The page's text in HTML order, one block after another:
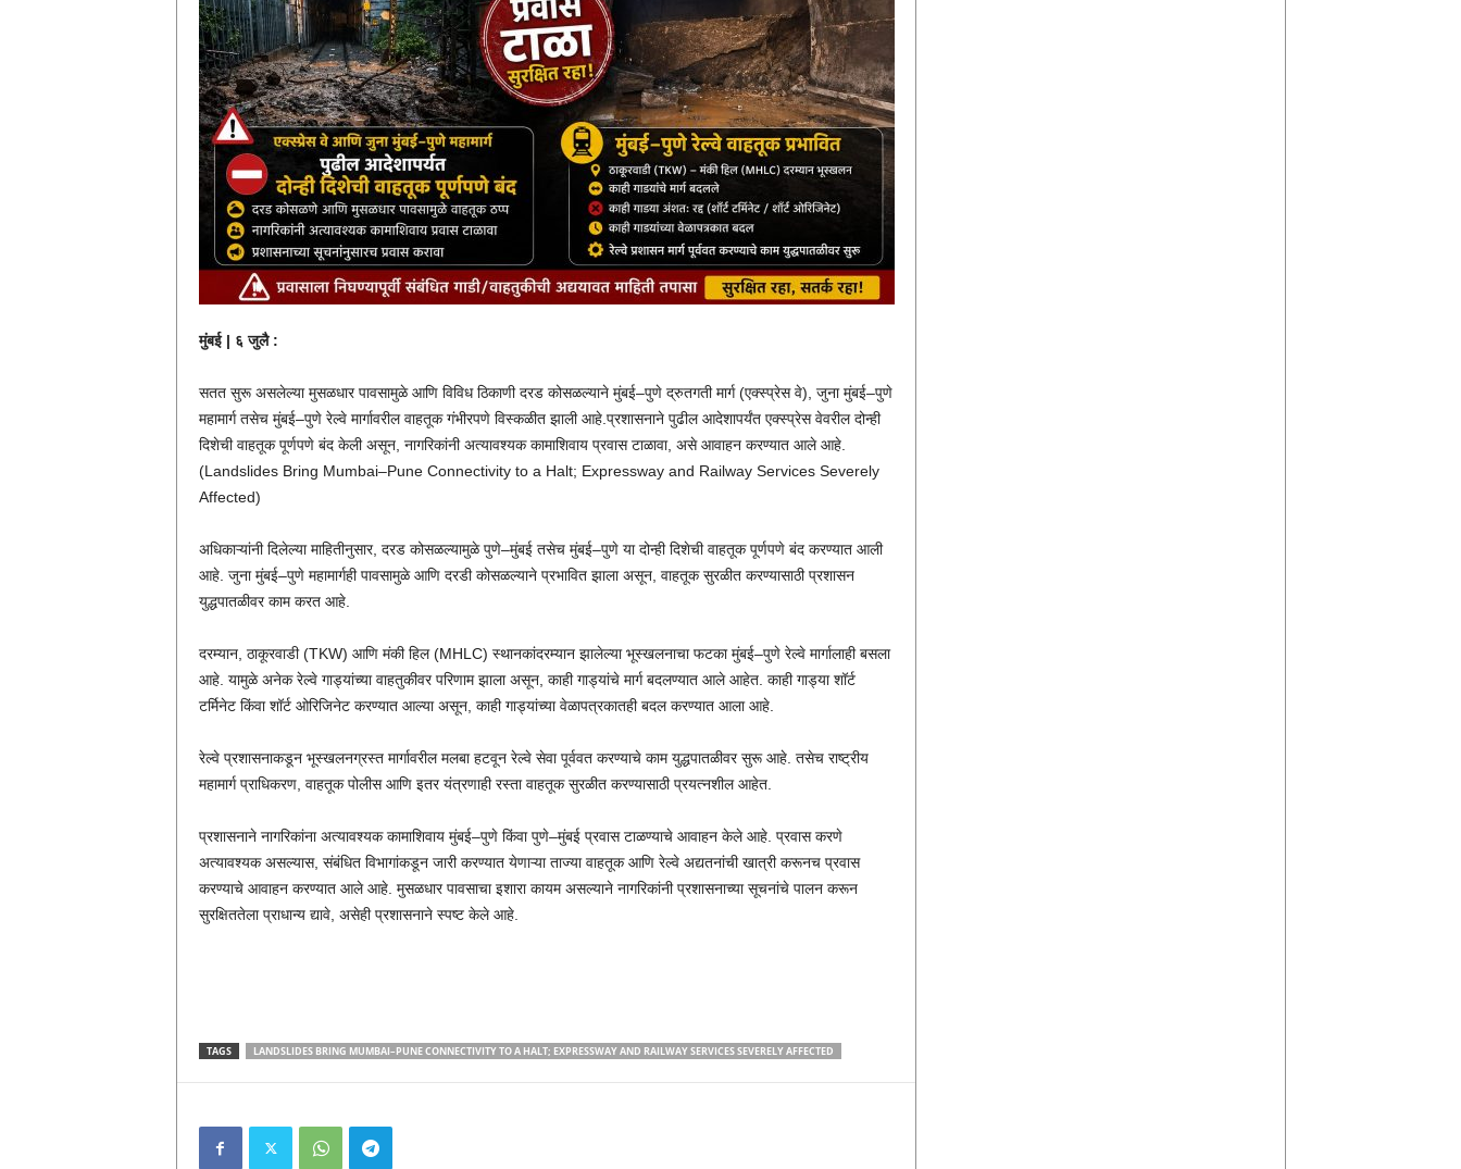
मुंबई | ६ जुलै :
सतत सुरू असलेल्या मुसळधार पावसामुळे आणि विविध ठिकाणी दरड कोसळल्याने मुंबई–पुणे द्रुतगती मार्ग (एक्स्प्रेस वे), जुना मुंबई–पुणे
महामार्ग तसेच मुंबई–पुणे रेल्वे मार्गावरील वाहतूक गंभीरपणे विस्कळीत झाली आहे.प्रशासनाने पुढील आदेशापर्यंत एक्स्प्रेस वेवरील दोन्ही
दिशेची वाहतूक पूर्णपणे बंद केली असून, नागरिकांनी अत्यावश्यक कामाशिवाय प्रवास टाळावा, असे आवाहन करण्यात आले आहे.
(Landslides Bring Mumbai–Pune Connectivity to a Halt; Expressway and Railway Services Severely
Affected)
अधिकाऱ्यांनी दिलेल्या माहितीनुसार, दरड कोसळल्यामुळे पुणे–मुंबई तसेच मुंबई–पुणे या दोन्ही दिशेची वाहतूक पूर्णपणे बंद करण्यात आली
आहे. जुना मुंबई–पुणे महामार्गही पावसामुळे आणि दरडी कोसळल्याने प्रभावित झाला असून, वाहतूक सुरळीत करण्यासाठी प्रशासन
युद्धपातळीवर काम करत आहे.
दरम्यान, ठाकूरवाडी (TKW) आणि मंकी हिल (MHLC) स्थानकांदरम्यान झालेल्या भूस्खलनाचा फटका मुंबई–पुणे रेल्वे मार्गालाही बसला
आहे. यामुळे अनेक रेल्वे गाड्यांच्या वाहतुकीवर परिणाम झाला असून, काही गाड्यांचे मार्ग बदलण्यात आले आहेत. काही गाड्या शॉर्ट
टर्मिनेट किंवा शॉर्ट ओरिजिनेट करण्यात आल्या असून, काही गाड्यांच्या वेळापत्रकातही बदल करण्यात आला आहे.
रेल्वे प्रशासनाकडून भूस्खलनग्रस्त मार्गावरील मलबा हटवून रेल्वे सेवा पूर्ववत करण्याचे काम युद्धपातळीवर सुरू आहे. तसेच राष्ट्रीय
महामार्ग प्राधिकरण, वाहतूक पोलीस आणि इतर यंत्रणाही रस्ता वाहतूक सुरळीत करण्यासाठी प्रयत्नशील आहेत.
प्रशासनाने नागरिकांना अत्यावश्यक कामाशिवाय मुंबई–पुणे किंवा पुणे–मुंबई प्रवास टाळण्याचे आवाहन केले आहे. प्रवास करणे
अत्यावश्यक असल्यास, संबंधित विभागांकडून जारी करण्यात येणाऱ्या ताज्या वाहतूक आणि रेल्वे अद्यतनांची खात्री करूनच प्रवास
करण्याचे आवाहन करण्यात आले आहे. मुसळधार पावसाचा इशारा कायम असल्याने नागरिकांनी प्रशासनाच्या सूचनांचे पालन करून
सुरक्षिततेला प्राधान्य द्यावे, असेही प्रशासनाने स्पष्ट केले आहे.
TAGS LANDSLIDES BRING MUMBAI–PUNE CONNECTIVITY TO A HALT; EXPRESSWAY AND RAILWAY SERVICES SEVERELY AFFECTED